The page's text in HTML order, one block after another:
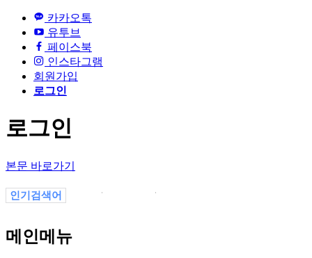
카카오톡
유투브
페이스북
인스타그램
회원가입
로그인
로그인
본문 바로가기
인기검색어
메인메뉴